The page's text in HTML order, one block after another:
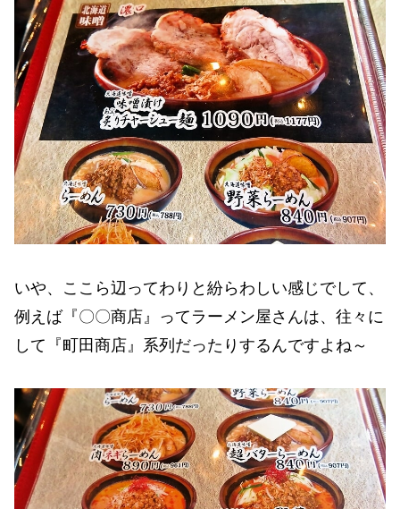
いや、ここら辺ってわりと紛らわしい感じでして、
例えば『〇〇商店』ってラーメン屋さんは、往々に
して『町田商店』系列だったりするんですよね～